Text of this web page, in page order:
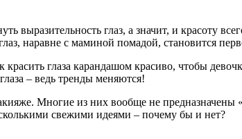
выразительность глаз, а значит, и красоту
наравне с маминой помадой, становится
глаза карандашом красиво, чтобы
– ведь тренды меняются!
Многие из них вообще не
свежими идеями – почему бы и нет?